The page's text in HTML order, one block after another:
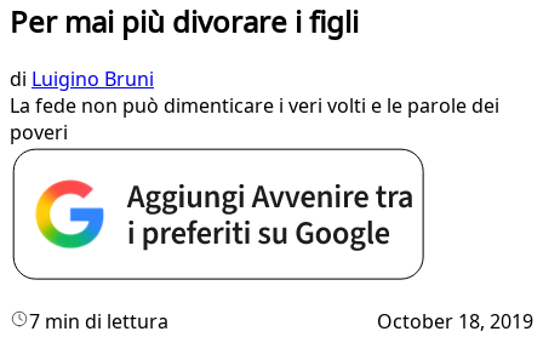
Per mai più divorare i figli
di Luigino Bruni
La fede non può dimenticare i veri volti e le parole dei
poveri
7 min di lettura October 18, 2019